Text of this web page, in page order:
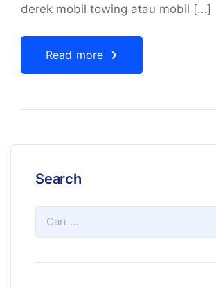
derek mobil towing atau mobil […]
Read more
Search